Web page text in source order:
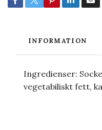
INFORMATION
Ingredienser:
vegetabiliskt fett,